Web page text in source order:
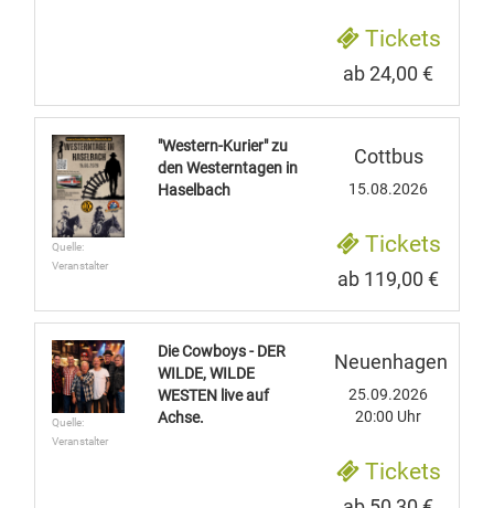
Tickets
ab 24,00 €
Quelle:
Veranstalter
"Western-Kurier" zu
den Westerntagen in
Haselbach
Cottbus
15.08.2026
Tickets
ab 119,00 €
Quelle:
Veranstalter
Die Cowboys - DER
WILDE, WILDE
WESTEN live auf
Achse.
Neuenhagen
25.09.2026
20:00 Uhr
Tickets